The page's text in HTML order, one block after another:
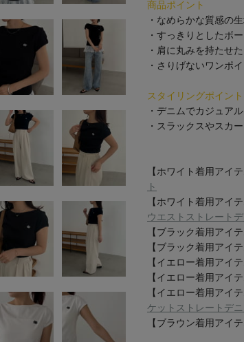
商品ポイント
・なめらかな質感の
・すっきりとしたボ
・肩に丸みを持たせ
・さりげないワンポ
スタイリングポイント
・デニムでカジュア
・スラックスやスカ
【ホワイト着用アイ
ト
【ホワイト着用アイ
ウエストストレート
【ブラック着用アイ
【ブラック着用アイ
【イエロー着用アイ
【イエロー着用アイ
【イエロー着用アイ
ケットストレートデ
【ブラウン着用アイテ